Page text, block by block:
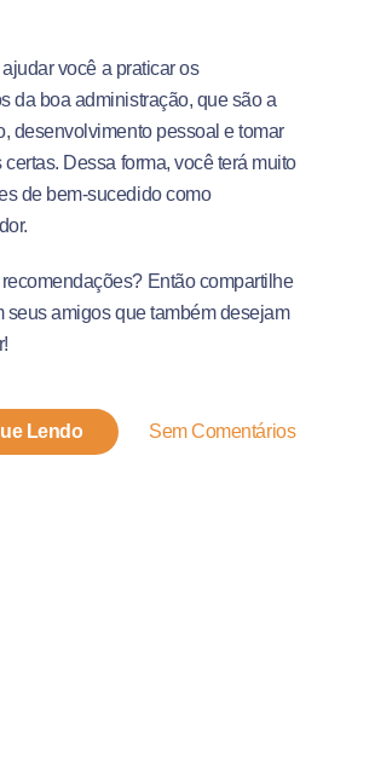
você a praticar os
da boa administração, que são a
desenvolvimento pessoal e tomar
Dessa forma, você terá muito
de bem-sucedido como
Então compartilhe
seus amigos que também desejam
Lendo Sem Comentários